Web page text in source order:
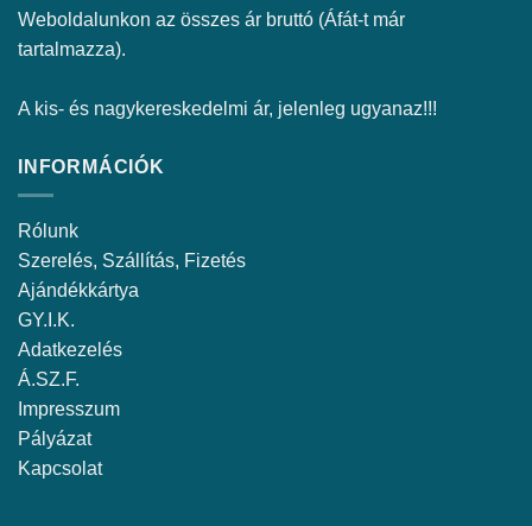
Weboldalunkon az összes ár bruttó (Áfát-t már
tartalmazza).
A kis- és nagykereskedelmi ár, jelenleg ugyanaz!!!
INFORMÁCIÓK
Rólunk
Szerelés, Szállítás, Fizetés
Ajándékkártya
GY.I.K.
Adatkezelés
Á.SZ.F.
Impresszum
Pályázat
Kapcsolat